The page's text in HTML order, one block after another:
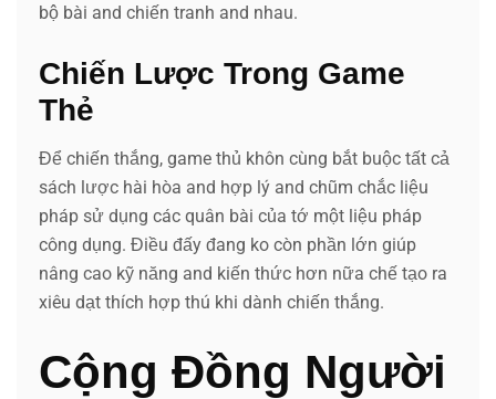
bộ bài and chiến tranh and nhau.
Chiến Lược Trong Game
Thẻ
Để chiến thắng, game thủ khôn cùng bắt buộc tất cả
sách lược hài hòa and hợp lý and chũm chắc liệu
pháp sử dụng các quân bài của tớ một liệu pháp
công dụng. Điều đấy đang ko còn phần lớn giúp
nâng cao kỹ năng and kiến thức hơn nữa chế tạo ra
xiêu dạt thích hợp thú khi dành chiến thắng.
Cộng Đồng Người